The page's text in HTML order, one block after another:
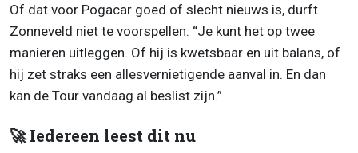
Of dat voor Pogacar goed of slecht nieuws is, durft
Zonneveld niet te voorspellen. “Je kunt het op twee
manieren uitleggen. Of hij is kwetsbaar en uit balans, of
hij zet straks een allesvernietigende aanval in. En dan
kan de Tour vandaag al beslist zijn.”
🚀 Iedereen leest dit nu